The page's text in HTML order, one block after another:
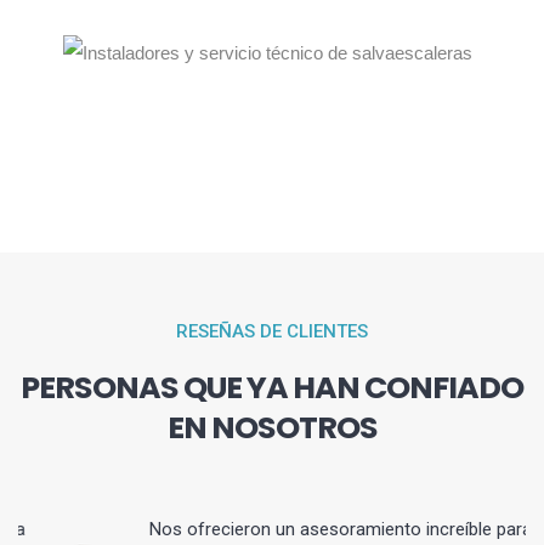
RESEÑAS DE CLIENTES
PERSONAS QUE YA HAN CONFIADO
EN NOSOTROS
Nos ofrecieron un asesoramiento increíble para